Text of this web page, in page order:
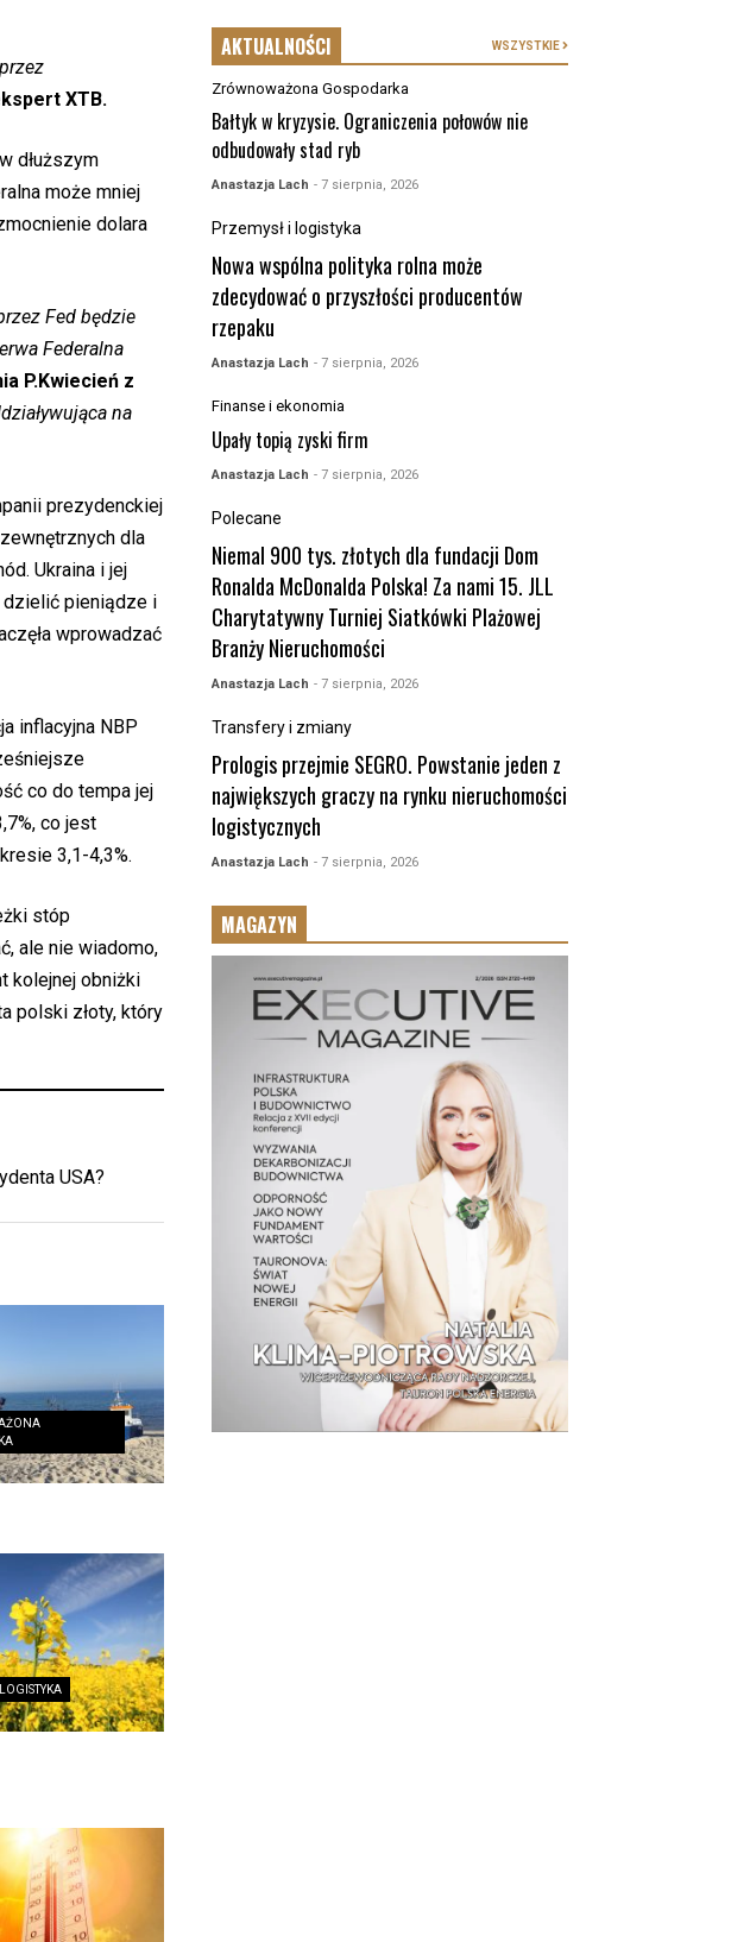
XTB.
dłuższym
może mniej
dolara
Fed będzie
Federalna
P.Kwiecień z
na
prezydenckiej
dla
Ukraina i jej
dzielić pieniądze i
wprowadzać
inflacyjna NBP
co do tempa jej
co jest
3,1-4,3%.
stóp
ale nie wiadomo,
kolejnej obniżki
polski złoty, który
USA?
AKTUALNOŚCI WSZYSTKIE
Zrównoważona Gospodarka
Bałtyk w kryzysie. Ograniczenia połowów nie
odbudowały stad ryb
Anastazja Lach - 7 sierpnia, 2026
Przemysł i logistyka
Nowa wspólna polityka rolna może
zdecydować o przyszłości producentów
rzepaku
Anastazja Lach - 7 sierpnia, 2026
Finanse i ekonomia
Upały topią zyski firm
Anastazja Lach - 7 sierpnia, 2026
Polecane
Niemal 900 tys. złotych dla fundacji Dom
Ronalda McDonalda Polska! Za nami 15. JLL
Charytatywny Turniej Siatkówki Plażowej
Branży Nieruchomości
Anastazja Lach - 7 sierpnia, 2026
Transfery i zmiany
Prologis przejmie SEGRO. Powstanie jeden z
największych graczy na rynku nieruchomości
logistycznych
Anastazja Lach - 7 sierpnia, 2026
MAGAZYN